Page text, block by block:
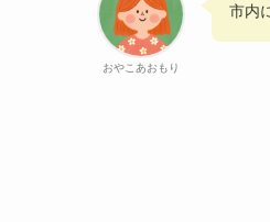
おやこあおもり
市内